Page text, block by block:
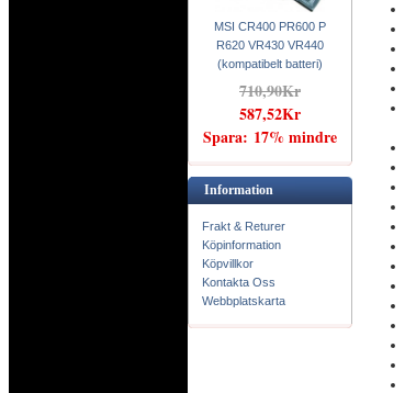
MSI CR400 PR600 P
R620 VR430 VR440
(kompatibelt batteri)
710,90Kr
587,52Kr
Spara: 17% mindre
Information
Frakt & Returer
Köpinformation
Köpvillkor
Kontakta Oss
Webbplatskarta